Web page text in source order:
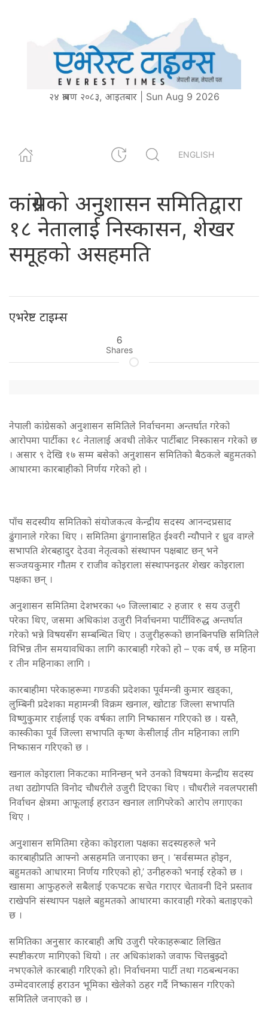
२४ श्रावण २०८३, आइतबार | Sun Aug 9 2026
ENGLISH
कांग्रेसको अनुशासन समितिद्वारा
१८ नेतालाई निस्कासन, शेखर
समूहको असहमति
एभरेष्ट टाइम्स
6
Shares
नेपाली कांग्रेसको अनुशासन समितिले निर्वाचनमा अन्तर्घात गरेको
आरोपमा पार्टीका १८ नेतालाई अवधी तोकेर पार्टीबाट निस्कासन गरेको छ
। असार ९ देखि १७ सम्म बसेको अनुशासन समितिको बैठकले बहुमतको
आधारमा कारबाहीको निर्णय गरेको हो ।
पाँच सदस्यीय समितिको संयोजकत्व केन्द्रीय सदस्य आनन्दप्रसाद
ढुंगानाले गरेका थिए । समितिमा ढुंगानासहित ईश्वरी न्यौपाने र ध्रुव वाग्ले
सभापति शेरबहादुर देउवा नेतृत्वको संस्थापन पक्षबाट छन् भने
सञ्जयकुमार गौतम र राजीव कोइराला संस्थापनइतर शेखर कोइराला
पक्षका छन् ।
अनुशासन समितिमा देशभरका ५० जिल्लाबाट २ हजार १ सय उजुरी
परेका थिए, जसमा अधिकांश उजुरी निर्वाचनमा पार्टीविरुद्ध अन्तर्घात
गरेको भन्ने विषयसँग सम्बन्धित थिए । उजुरीहरूको छानबिनपछि समितिले
विभिन्न तीन समयावधिका लागि कारबाही गरेको हो – एक वर्ष, छ महिना
र तीन महिनाका लागि ।
कारबाहीमा परेकाहरूमा गण्डकी प्रदेशका पूर्वमन्त्री कुमार खड्का,
लुम्बिनी प्रदेशका महामन्त्री विक्रम खनाल, खोटाङ जिल्ला सभापति
विष्णुकुमार राईलाई एक वर्षका लागि निष्कासन गरिएको छ । यस्तै,
कास्कीका पूर्व जिल्ला सभापति कृष्ण केसीलाई तीन महिनाका लागि
निष्कासन गरिएको छ ।
खनाल कोइराला निकटका मानिन्छन् भने उनको विषयमा केन्द्रीय सदस्य
तथा उद्योगपति विनोद चौधरीले उजुरी दिएका थिए । चौधरीले नवलपरासी
निर्वाचन क्षेत्रमा आफूलाई हराउन खनाल लागिपरेको आरोप लगाएका
थिए ।
अनुशासन समितिमा रहेका कोइराला पक्षका सदस्यहरुले भने
कारबाहीप्रति आफ्नो असहमति जनाएका छन् । ‘सर्वसम्मत होइन,
बहुमतको आधारमा निर्णय गरिएको हो,’ उनीहरुको भनाई रहेको छ ।
खासमा आफुहरुले सबैलाई एकपटक सचेत गराएर चेतावनी दिने प्रस्ताव
राखेपनि संस्थापन पक्षले बहुमतको आधारमा कारवाही गरेको बताइएको
छ ।
समितिका अनुसार कारबाही अघि उजुरी परेकाहरूबाट लिखित
स्पष्टीकरण मागिएको थियो । तर अधिकांशको जवाफ चित्तबुझ्दो
नभएकोले कारबाही गरिएको हो। निर्वाचनमा पार्टी तथा गठबन्धनका
उम्मेदवारलाई हराउन भूमिका खेलेको ठहर गर्दै निष्कासन गरिएको
समितिले जनाएको छ ।